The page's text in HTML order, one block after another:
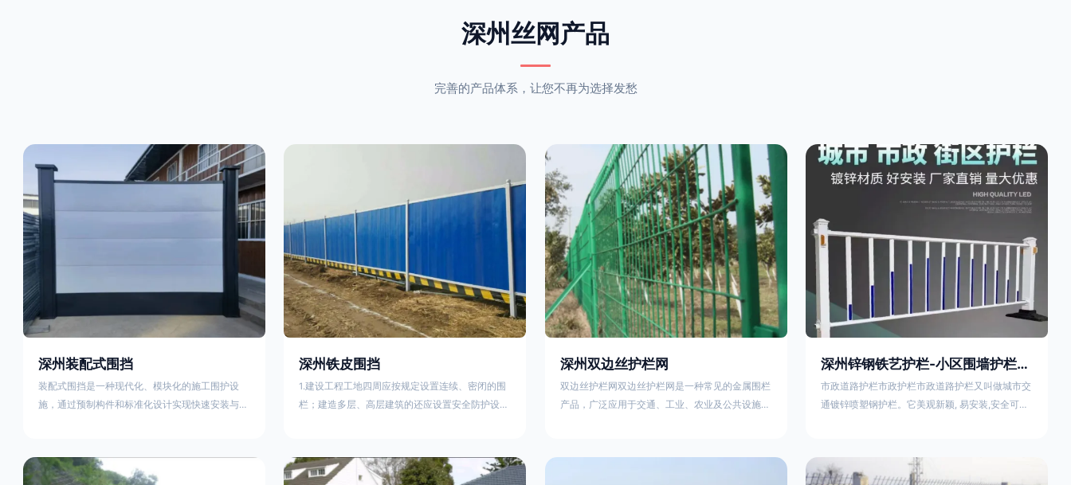
深州丝网产品
完善的产品体系，让您不再为选择发愁
深州装配式围挡
装配式围挡是一种现代化、模块化的施工围护设
施，通过预制构件和标准化设计实现快速安装与重
管立柱）与镀锌钢板、彩钢板等面板组合而成，通
过斜拉撑、横撑加强筋等部件增强整体稳定性立柱
深州铁皮围挡
1.建设工程工地四周应按规定设置连续、密闭的围
栏；建造多层、高层建筑的还应设置安全防护设
在其他路段设置的围栏，其高度不得低于1.8m。2.
围档使用的材料应保证围栏稳固、整洁、美观。市
深州双边丝护栏网
双边丝护栏网双边丝护栏网是一种常见的金属围栏
产品，广泛应用于交通、工业、农业及公共设施等
及技术规范进行综合解析：一、基本概述定义与结
深州锌钢铁艺护栏-小区围墙护栏- 2025年17631598285新报价
市政道路护栏市政护栏市政道路护栏又叫做城市交
通镀锌喷塑钢护栏。它美观新颖, 易安装,安全可靠,
口等的隔离。主导产品：太阳能防眩光护栏，镀锌
钢质隔离栏，市政道路隔离护栏，人行道路护栏，